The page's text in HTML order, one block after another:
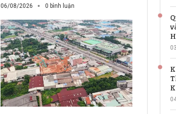
06/08/2026 0 bình luận